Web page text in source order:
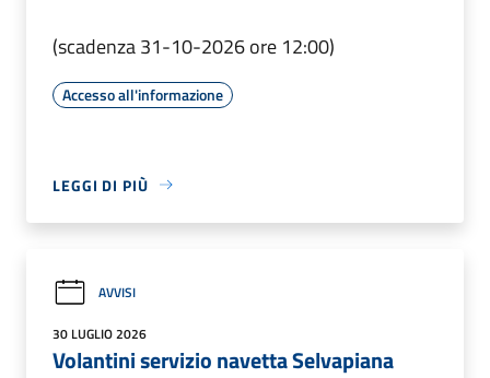
(scadenza 31-10-2026 ore 12:00)
Accesso all'informazione
LEGGI DI PIÙ
AVVISI
30 LUGLIO 2026
Volantini servizio navetta Selvapiana